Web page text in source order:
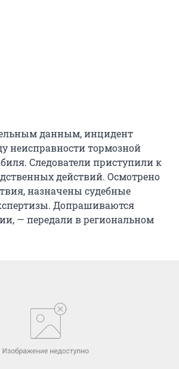
данным, инцидент
неисправности тормозной
Следователи приступили к
действий. Осмотрено
назначены судебные
Допрашиваются
— передали в региональном